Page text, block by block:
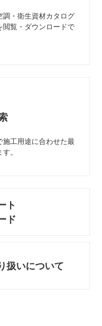
調・衛生資材カタログ
閲覧・ダウンロードで
施工用途に合わせた最
。
ト
ド
扱いについて